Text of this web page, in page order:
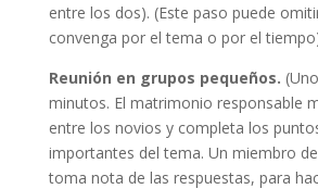
entre los dos). (Este paso puede
convenga por el tema o por el
Reunión en grupos pequeños.
minutos. El matrimonio responsable
entre los novios y completa los
importantes del tema. Un miembro
toma nota de las respuestas, para